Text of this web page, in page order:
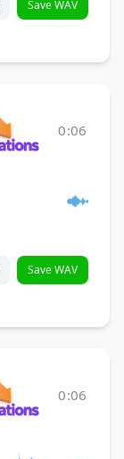
Save WAV
0:06
Save WAV
0:06